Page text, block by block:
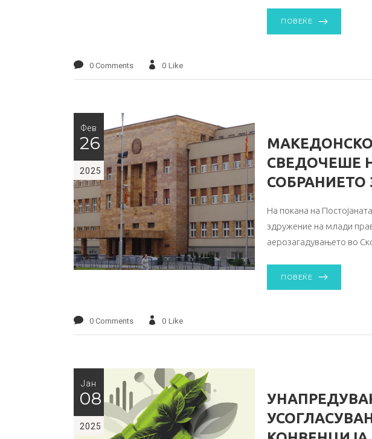
ПОВЕЌЕ
0 Comments 0 Like
Фев
26
2025
СВЕДОЧЕШЕ
На покана на
здружение на млади
аерозагадувањето во
ПОВЕЌЕ
0 Comments 0 Like
Јан
08
2025